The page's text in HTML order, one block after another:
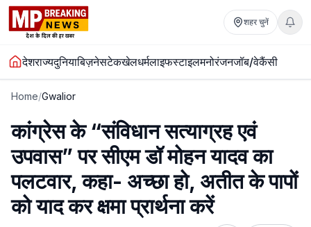
शहर चुनें
देशराज्यदुनियाबिज़नेसटेकखेलधर्मलाइफस्टाइलमनोरंजनजॉब/वेकैंसी
Home/Gwalior
कांग्रेस के “संविधान सत्याग्रह एवं
उपवास” पर सीएम डॉ मोहन यादव का
पलटवार, कहा- अच्छा हो, अतीत के पापों
को याद कर क्षमा प्रार्थना करें